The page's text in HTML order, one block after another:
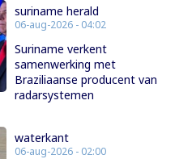
suriname herald
06-aug-2026 - 04:02
Suriname verkent
samenwerking met
Braziliaanse producent van
radarsystemen
waterkant
06-aug-2026 - 02:00